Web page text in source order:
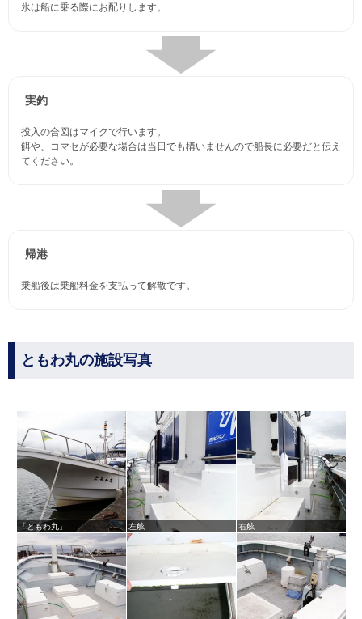
氷は船に乗る際にお配りします。
実釣
投入の合図はマイクで行います。
餌や、コマセが必要な場合は当日でも構いませんので船長に必要だと伝え
てください。
帰港
乗船後は乗船料金を支払って解散です。
ともわ丸の施設写真
「ともわ丸」 左舷 右舷